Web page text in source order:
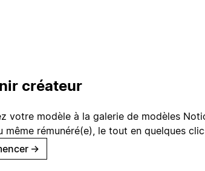
créateur
votre modèle à la galerie de modèles
même rémunéré(e), le tout en quelques
→